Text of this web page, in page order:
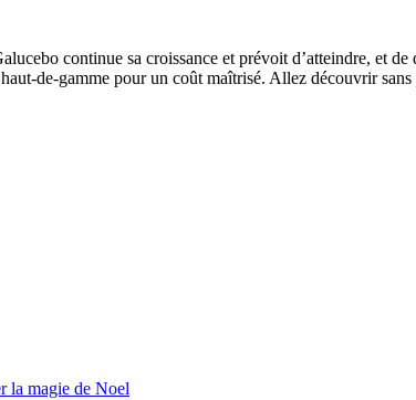
continue sa croissance et prévoit d’atteindre, et
de-gamme pour un coût maîtrisé. Allez découvrir
la magie de Noel